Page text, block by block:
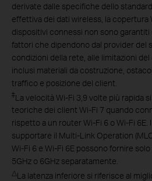
derivate dalle specifiche dello
effettiva dei dati wireless, la copertura
dispositivi connessi non sono garantiti
fattori che dipendono dal provider del
condizioni della rete, alle limitazioni
inclusi materiali da costruzione,
traffico e posizione del client.
‡La velocità Wi-Fi 3,9 volte più rapida
teoriche dei client Wi-Fi 7 quando
rispetto a un router Wi-Fi 6 o Wi-Fi 6E.
supportare il Multi-Link Operation
Wi-Fi 6 e Wi-Fi 6E possono fornire
5GHz o 6GHz separatamente.
△La latenza inferiore si riferisce al